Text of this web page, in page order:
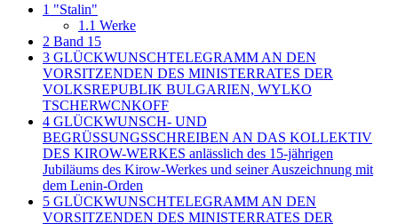
1 "Stalin"
1.1 Werke
2 Band 15
3 GLÜCKWUNSCHTELEGRAMM AN DEN
VORSITZENDEN DES MINISTERRATES DER
VOLKSREPUBLIK BULGARIEN, WYLKO
TSCHERWCNKOFF
4 GLÜCKWUNSCH- UND
BEGRÜSSUNGSSCHREIBEN AN DAS KOLLEKTIV
DES KIROW-WERKES anlässlich des 15-jährigen
Jubiläums des Kirow-Werkes und seiner Auszeichnung mit
dem Lenin-Orden
5 GLÜCKWUNSCHTELEGRAMM AN DEN
VORSITZENDEN DES MINISTERRATES DER